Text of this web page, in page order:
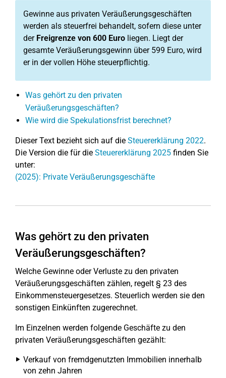
Gewinne aus privaten Veräußerungsgeschäften
werden als steuerfrei behandelt, sofern diese unter
der Freigrenze von 600 Euro liegen. Liegt der
gesamte Veräußerungsgewinn über 599 Euro, wird
er in der vollen Höhe steuerpflichtig.
Was gehört zu den privaten
Veräußerungsgeschäften?
Wie wird die Spekulationsfrist berechnet?
Dieser Text bezieht sich auf die Steuererklärung 2022.
Die Version die für die Steuererklärung 2025 finden Sie
unter:
(2025): Private Veräußerungsgeschäfte
Was gehört zu den privaten
Veräußerungsgeschäften?
Welche Gewinne oder Verluste zu den privaten
Veräußerungsgeschäften zählen, regelt § 23 des
Einkommensteuergesetzes. Steuerlich werden sie den
sonstigen Einkünften zugerechnet.
Im Einzelnen werden folgende Geschäfte zu den
privaten Veräußerungsgeschäften gezählt:
Verkauf von fremdgenutzten Immobilien innerhalb
von zehn Jahren